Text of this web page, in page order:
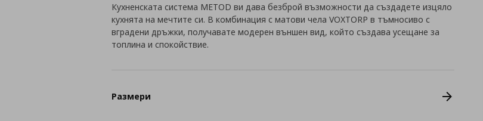
Кухненската система METOD ви дава безброй възможности да създадете изцяло
кухнята на мечтите си. В комбинация с матови чела VOXTORP в тъмносиво с
вградени дръжки, получавате модерен външен вид, който създава усещане за
топлина и спокойствие.
Размери